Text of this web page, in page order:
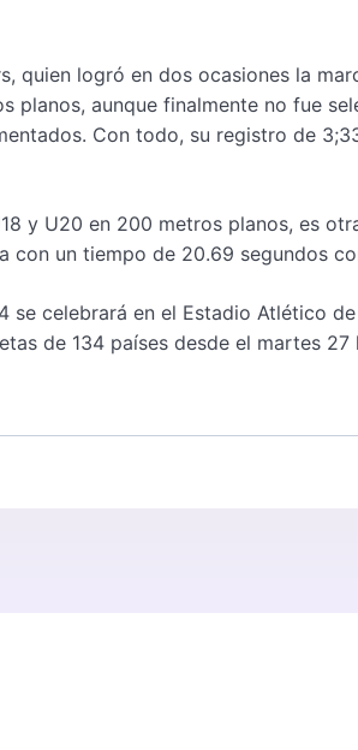
quien logró en dos ocasiones la
planos, aunque finalmente no fue
Con todo, su registro de
y U20 en 200 metros planos, es
con un tiempo de 20.69 segundos
se celebrará en el Estadio Atlético
de 134 países desde el martes